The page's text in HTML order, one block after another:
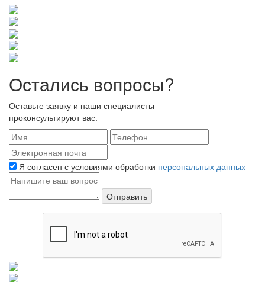
Остались вопросы?
Оставьте заявку и наши специалисты
проконсультируют вас.
Я согласен с условиями обработки персональных данных
Отправить